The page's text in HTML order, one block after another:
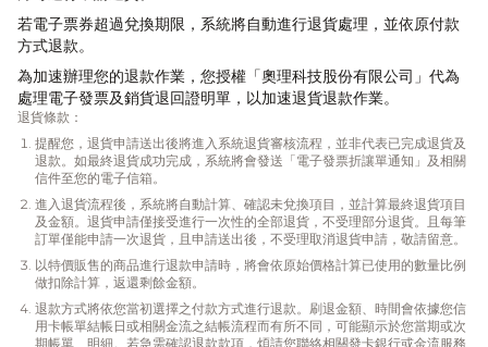
若電子票券超過兌換期限，系統將自動進行退貨處理，並依原付款
方式退款。
為加速辦理您的退款作業，您授權「奧理科技股份有限公司」代為
處理電子發票及銷貨退回證明單，以加速退貨退款作業。
退貨條款：
提醒您，退貨申請送出後將進入系統退貨審核流程，並非代表已完成退貨及
退款。如最終退貨成功完成，系統將會發送「電子發票折讓單通知」及相關
信件至您的電子信箱。
進入退貨流程後，系統將自動計算、確認未兌換項目，並計算最終退貨項目
及金額。退貨申請僅接受進行一次性的全部退貨，不受理部分退貨。且每筆
訂單僅能申請一次退貨，且申請送出後，不受理取消退貨申請，敬請留意。
以特價販售的商品進行退款申請時，將會依原始價格計算已使用的數量比例
做扣除計算，返還剩餘金額。
退款方式將依您當初選擇之付款方式進行退款。刷退金額、時間會依據您信
用卡帳單結帳日或相關金流之結帳流程而有所不同，可能顯示於您當期或次
期帳單、明細。若急需確認退款款項，煩請您聯絡相關發卡銀行或金流服務